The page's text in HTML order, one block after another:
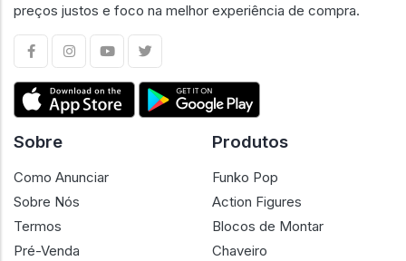
preços justos e foco na melhor experiência de compra.
Sobre
Como Anunciar
Sobre Nós
Termos
Pré-Venda
Produtos
Funko Pop
Action Figures
Blocos de Montar
Chaveiro